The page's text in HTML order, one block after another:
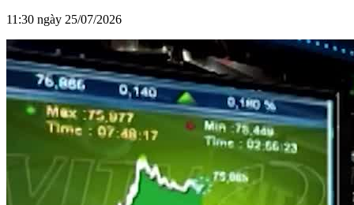
11:30 ngày 25/07/2026